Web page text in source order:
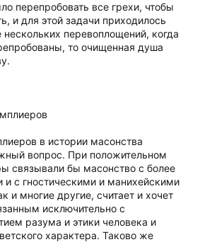
перепробовать все грехи, чтобы
и для этой задачи приходилось
нескольких перевоплощений, когда
то очищенная душа
в истории масонства
вопрос. При положительном
связывали бы масонство с более
с гностическими и манихейскими
и многие другие, считает и хочет
исключительно с
разума и этики человека и
характера. Таково же